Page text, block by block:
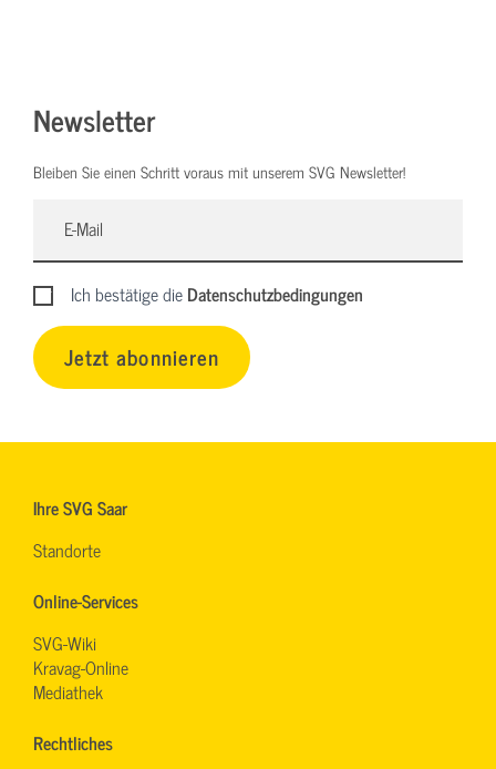
Newsletter
Bleiben Sie einen Schritt voraus mit unserem SVG Newsletter!
Ich bestätige dieDatenschutzbedingungen
Jetzt abonnieren
Ihre SVG Saar
Standorte
Online-Services
SVG-Wiki
Kravag-Online
Mediathek
Rechtliches